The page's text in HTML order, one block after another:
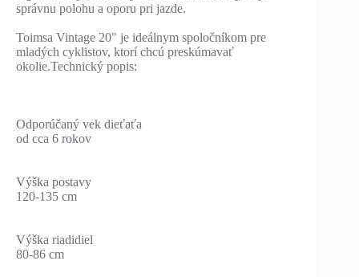
správnu polohu a oporu pri jazde.
Toimsa Vintage 20" je ideálnym spoločníkom pre
mladých cyklistov, ktorí chcú preskúmavať
okolie.Technický popis:
Odporúčaný vek dieťaťa
od cca 6 rokov
Výška postavy
120-135 cm
Výška riadidiel
80-86 cm